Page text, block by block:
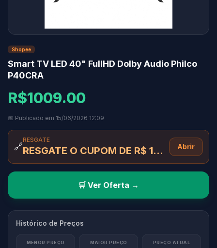
Shopee
Smart TV LED 40" FullHD Dolby Audio Philco
P40CRA
R$1009.00
📅 Publicado em 15/06/2026 12:09
🔗
RESGATE
RESGATE O CUPOM DE R$ 100 OFF AQUI Abrir
🛒 Ver Oferta →
Histórico de Preços
MENOR PREÇO MAIOR PREÇO PREÇO ATUAL